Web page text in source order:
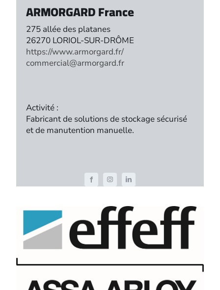
ARMORGARD France
275 allée des platanes
26270 LORIOL-SUR-DRÔME
https://www.armorgard.fr/
commercial@armorgard.fr
Activité :
Fabricant de solutions de stockage sécurisé
et de manutention manuelle.